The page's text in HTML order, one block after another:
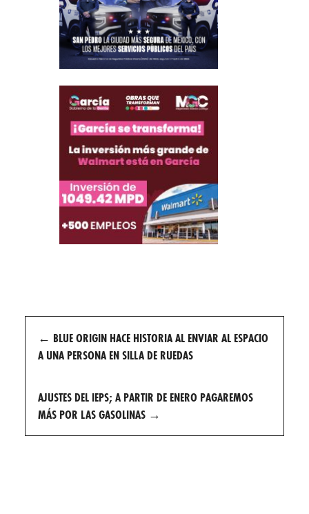
Post
navigation
← BLUE ORIGIN HACE HISTORIA AL ENVIAR AL ESPACIO
A UNA PERSONA EN SILLA DE RUEDAS
AJUSTES DEL IEPS; A PARTIR DE ENERO PAGAREMOS
MÁS POR LAS GASOLINAS →